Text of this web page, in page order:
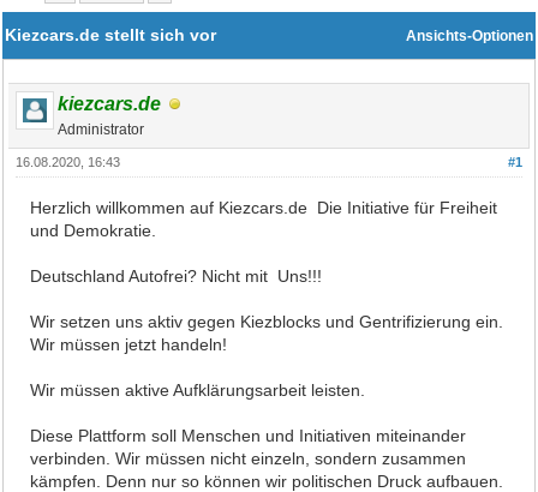
Ansichts-Optionen
Kiezcars.de stellt sich vor
kiezcars.de
Administrator
#1
16.08.2020, 16:43
Herzlich willkommen auf Kiezcars.de Die Initiative für Freiheit
und Demokratie.
Deutschland Autofrei? Nicht mit Uns!!!
Wir setzen uns aktiv gegen Kiezblocks und Gentrifizierung ein.
Wir müssen jetzt handeln!
Wir müssen aktive Aufklärungsarbeit leisten.
Diese Plattform soll Menschen und Initiativen miteinander
verbinden. Wir müssen nicht einzeln, sondern zusammen
kämpfen. Denn nur so können wir politischen Druck aufbauen.